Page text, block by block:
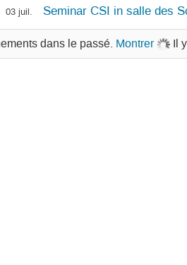
03 juil. Seminar CSI in salle des
dans le passé. Montrer Il